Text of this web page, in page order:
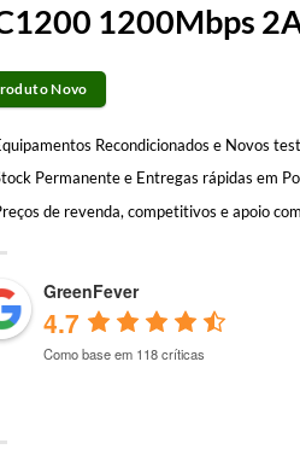
1200Mbps
Novo
Recondicionados e Novos
Permanente e Entregas rápidas em
de revenda, competitivos e apoio
GreenFever
4.7
Como base em 118 críticas